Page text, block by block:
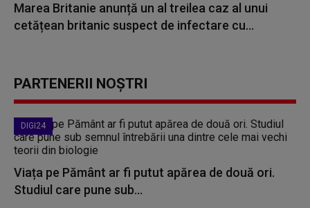
Marea Britanie anunță un al treilea caz al unui
cetățean britanic suspect de infectare cu...
PARTENERII NOȘTRI
DIGI24
Viața pe Pământ ar fi putut apărea de două ori.
Studiul care pune sub...